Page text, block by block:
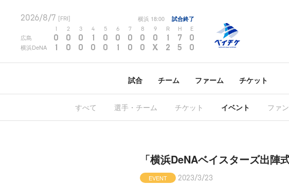
2026/8/7 [FRI] 横浜 18:00 試合終了
2 3 4 5 6 7 8 9 R H E
広島 0 0 0 1 0 0 0 0 0 1 7 0
横浜DeNA 1 0 0 0 0 1 0 0 X 2 5 0
試合 チーム ファーム チケット
すべて 選手・チーム チケット イベント ファ
「横浜DeNAベイスターズ出
EVENT 2023/3/23